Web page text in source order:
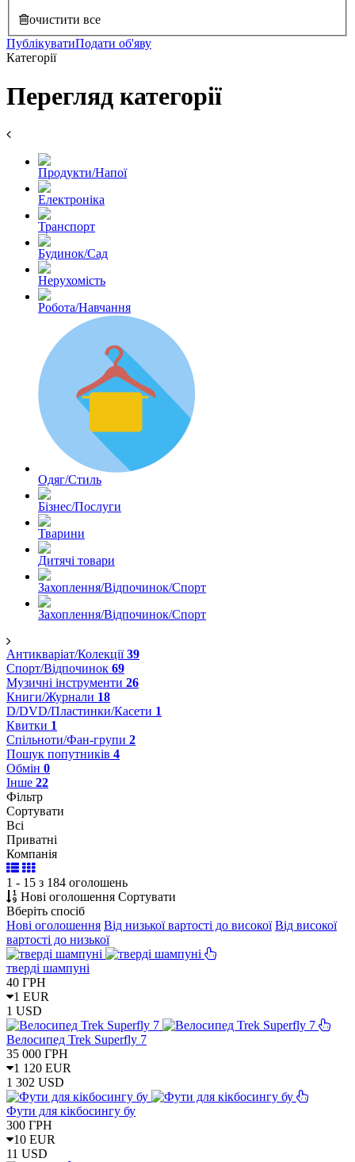
очистити все
ПублікуватиПодати об'яву
Категорії
Перегляд категорії
Продукти/Напої
Електроніка
Транспорт
Будинок/Сад
Нерухомість
Робота/Навчання
Одяг/Стиль
Бізнес/Послуги
Тварини
Дитячі товари
Захоплення/Відпочинок/Спорт
Захоплення/Відпочинок/Спорт
Антикваріат/Колекції39
Спорт/Відпочинок 69
Музичні інструменти 26
Книги/Журнали 18
D/DVD/Пластинки/Касети 1
Квитки 1
Спільноти/Фан-групи 2
Пошук попутників 4
Обмін 0
Інше 22
Фільтр
Сортувати
Всі
Приватні
Компанія
1 - 15 з 184 оголошень
Нові оголошення Сортувати
Вберіть спосіб
Нові оголошення Від низької вартості до високої Від високої
вартості до низької
тверді шампуні
40 ГРН
1 EUR
1 USD
Велосипед Trek Superfly 7
35 000 ГРН
1 120 EUR
1 302 USD
Фути для кікбосингу бу
300 ГРН
10 EUR
11 USD